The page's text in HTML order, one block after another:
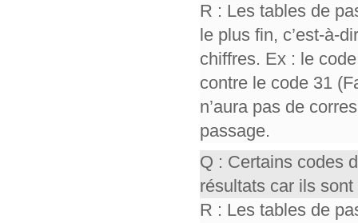
R : Les tables de
le plus fin, c’est-à-
chiffres. Ex : le
contre le code 31
n’aura pas de
passage.
Q : Certains codes
résultats car ils
R : Les tables de